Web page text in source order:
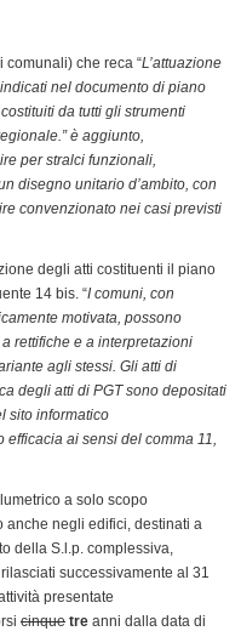
che reca “L’attuazione
nel documento di piano
da tutti gli strumenti
è aggiunto,
per stralci funzionali,
disegno unitario d’ambito, con
convenzionato nei casi previsti
degli atti costituenti il piano
14 bis. “I comuni, con
motivata, possono
rettifiche e a interpretazioni
agli stessi. Gli atti di
degli atti di PGT sono depositati
sito informatico
efficacia ai sensi del comma 11,
a solo scopo
anche negli edifici, destinati a
della S.l.p. complessiva,
successivamente al 31
presentate
cinque tre anni dalla data di